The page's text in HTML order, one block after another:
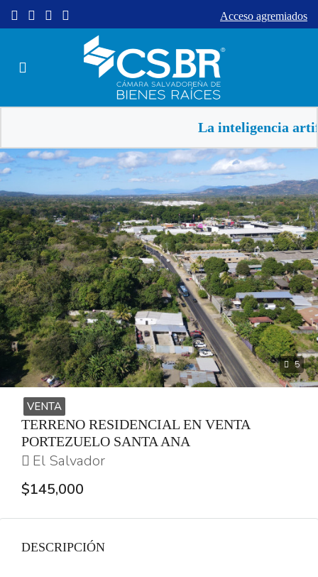
Acceso agremiados
La inteligencia artificial
5
VENTA
TERRENO RESIDENCIAL EN VENTA
PORTEZUELO SANTA ANA
El Salvador
$145,000
DESCRIPCIÓN